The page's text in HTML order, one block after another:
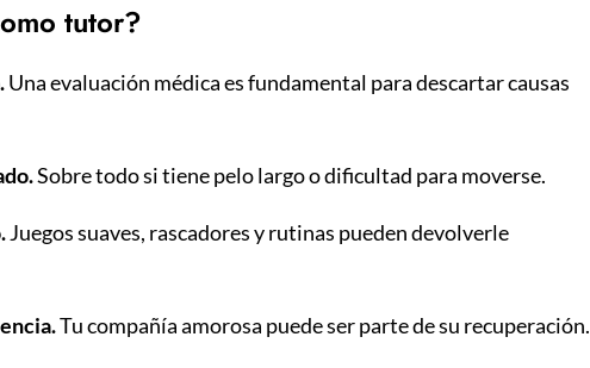
tutor?
Una evaluación médica es fundamental para descartar causas
Sobre todo si tiene pelo largo o dificultad para moverse.
Juegos suaves, rascadores y rutinas pueden devolverle
Tu compañía amorosa puede ser parte de su recuperación.